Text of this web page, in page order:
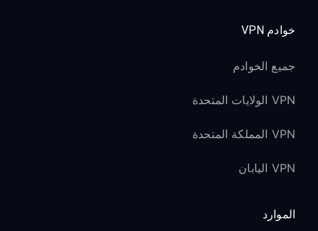
خوادم VPN
جميع الخوادم
VPN الولايات المتحدة
VPN المملكة المتحدة
VPN اليابان
الموارد